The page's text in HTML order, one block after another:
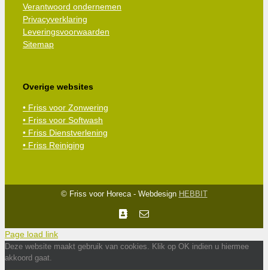
Verantwoord ondernemen
Privacyverklaring
Leveringsvoorwaarden
Sitemap
Overige websites
• Friss voor Zonwering
• Friss voor Softwash
• Friss Dienstverlening
• Friss Reiniging
© Friss voor Horeca - Webdesign HEBBIT
Facebook
E-
Page load link
Deze website maakt gebruik van cookies. Klik op OK indien u hiermee
akkoord gaat.